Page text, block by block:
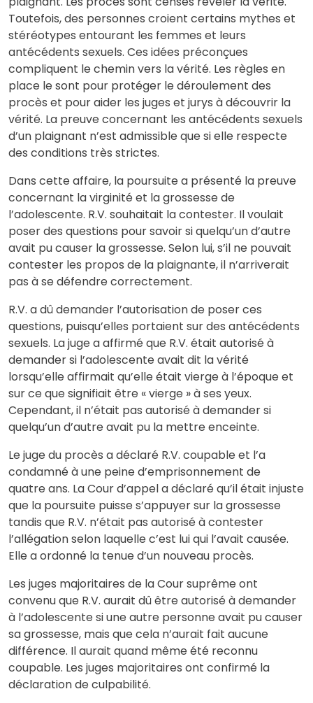
Toutefois, des personnes croient certains mythes et
stéréotypes entourant les femmes et leurs
antécédents sexuels. Ces idées préconçues
compliquent le chemin vers la vérité. Les règles en
place le sont pour protéger le déroulement des
procès et pour aider les juges et jurys à découvrir la
vérité. La preuve concernant les antécédents sexuels
d’un plaignant n’est admissible que si elle respecte
des conditions très strictes.
Dans cette affaire, la poursuite a présenté la preuve
concernant la virginité et la grossesse de
l’adolescente. R.V. souhaitait la contester. Il voulait
poser des questions pour savoir si quelqu’un d’autre
avait pu causer la grossesse. Selon lui, s’il ne pouvait
contester les propos de la plaignante, il n’arriverait
pas à se défendre correctement.
R.V. a dû demander l’autorisation de poser ces
questions, puisqu’elles portaient sur des antécédents
sexuels. La juge a affirmé que R.V. était autorisé à
demander si l’adolescente avait dit la vérité
lorsqu’elle affirmait qu’elle était vierge à l’époque et
sur ce que signifiait être « vierge » à ses yeux.
Cependant, il n’était pas autorisé à demander si
quelqu’un d’autre avait pu la mettre enceinte.
Le juge du procès a déclaré R.V. coupable et l’a
condamné à une peine d’emprisonnement de
quatre ans. La Cour d’appel a déclaré qu’il était injuste
que la poursuite puisse s’appuyer sur la grossesse
tandis que R.V. n’était pas autorisé à contester
l’allégation selon laquelle c’est lui qui l’avait causée.
Elle a ordonné la tenue d’un nouveau procès.
Les juges majoritaires de la Cour suprême ont
convenu que R.V. aurait dû être autorisé à demander
à l’adolescente si une autre personne avait pu causer
sa grossesse, mais que cela n’aurait fait aucune
différence. Il aurait quand même été reconnu
coupable. Les juges majoritaires ont confirmé la
déclaration de culpabilité.